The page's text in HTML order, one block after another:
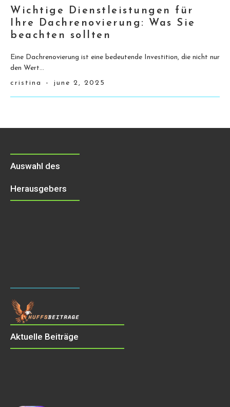
Wichtige Dienstleistungen für
Ihre Dachrenovierung: Was Sie
beachten sollten
Eine Dachrenovierung ist eine bedeutende Investition, die nicht nur
den Wert...
cristina
- june 2, 2025
Aktuelle Beiträge
Auswahl des
Herausgebers